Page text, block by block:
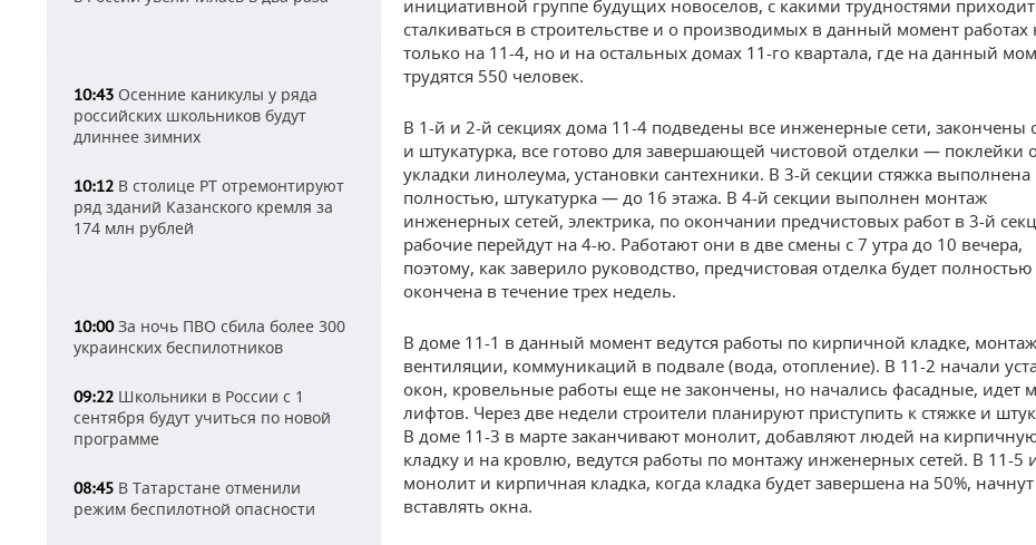
10:43 Осенние каникулы у ряда
российских школьников будут
длиннее зимних
10:12 В столице РТ отремонтируют
ряд зданий Казанского кремля за
174 млн рублей
10:00За ночь ПВО сбила более 300
украинских беспилотников
09:22 Школьники в России с 1
сентября будут учиться по новой
программе
08:45 В Татарстане отменили
режим беспилотной опасности
инициативной группе будущих новоселов, с какими трудностями
сталкиваться в строительстве и о производимых в данный момент работах
только на 11-4, но и на остальных домах 11-го квартала, где на данный
трудятся 550 человек.
В 1-й и 2-й секциях дома 11-4 подведены все инженерные сети, закончены
и штукатурка, все готово для завершающей чистовой отделки — поклейки
укладки линолеума, установки сантехники. В 3-й секции стяжка выполнена
полностью, штукатурка — до 16 этажа. В 4-й секции выполнен монтаж
инженерных сетей, электрика, по окончании предчистовых работ в 3-й
рабочие перейдут на 4-ю. Работают они в две смены с 7 утра до 10 вечера,
поэтому, как заверило руководство, предчистовая отделка будет полностью
окончена в течение трех недель.
В доме 11-1 в данный момент ведутся работы по кирпичной кладке, монтаж
вентиляции, коммуникаций в подвале (вода, отопление). В 11-2 начали
окон, кровельные работы еще не закончены, но начались фасадные, идет
лифтов. Через две недели строители планируют приступить к стяжке и
В доме 11-3 в марте заканчивают монолит, добавляют людей на
кладку и на кровлю, ведутся работы по монтажу инженерных сетей. В 11-5
монолит и кирпичная кладка, когда кладка будет завершена на 50%, начнут
вставлять окна.